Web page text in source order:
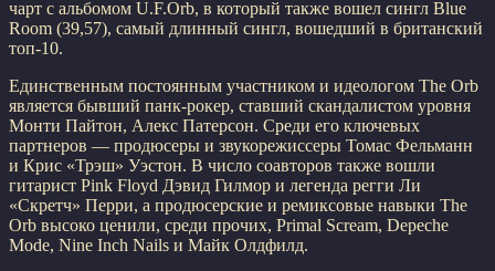
чарт с альбомом U.F.Orb, в который также вошел сингл Blue
Room (39,57), самый длинный сингл, вошедший в британский
топ-10.
Единственным постоянным участником и идеологом The Orb
является бывший панк-рокер, ставший скандалистом уровня
Монти Пайтон, Алекс Патерсон. Среди его ключевых
партнеров — продюсеры и звукорежиссеры Томас Фельманн
и Крис «Трэш» Уэстон. В число соавторов также вошли
гитарист Pink Floyd Дэвид Гилмор и легенда регги Ли
«Скретч» Перри, а продюсерские и ремиксовые навыки The
Orb высоко ценили, среди прочих, Primal Scream, Depeche
Mode, Nine Inch Nails и Майк Олдфилд.